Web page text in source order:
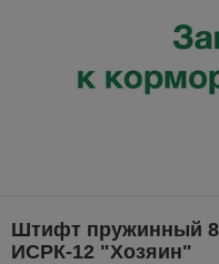
Штифт пружинный
ИСРК-12 "Хозяин"